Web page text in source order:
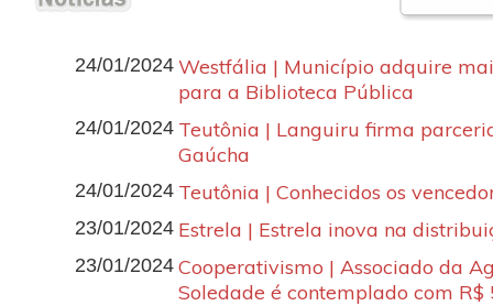
24/01/2024 Westfália | Município adquire
para a Biblioteca Pública
24/01/2024 Teutônia | Languiru firma
Gaúcha
24/01/2024 Teutônia | Conhecidos os
23/01/2024 Estrela | Estrela inova na
23/01/2024 Cooperativismo | Associado da
Soledade é contemplado com